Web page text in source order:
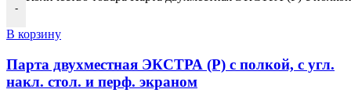
-
В корзину
Парта двухместная ЭКСТРА (Р) с полкой, с угл.
накл. стол. и перф. экраном